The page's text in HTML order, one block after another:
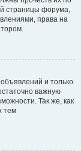
страницы форума,
права на
и только
важную
Так же, как
тем